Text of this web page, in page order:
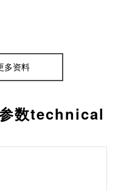
多资料
数technical